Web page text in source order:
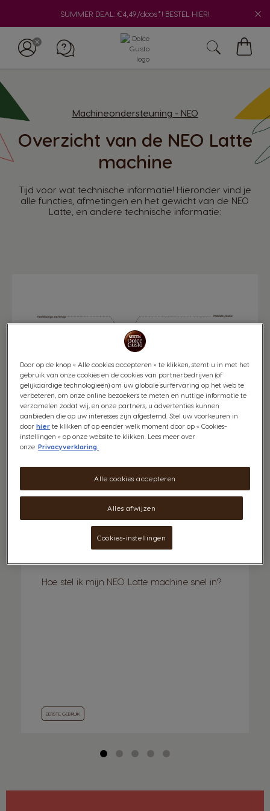
SUMMER DEAL: €4,49/doos*! BESTEL HIER!
Machineondersteuning - NEO
Overzicht van de NEO Latte
machine
Tijd voor wat technische informatie! Hieronder vind je
alle functies, afmetingen en het gewicht van de NEO
Latte, en andere technische informatie:
Gerelateerdehulppagina's
Hoe stel ik mijn NEO Latte machine snel in?
EERSTE GEBRUIK
Door op de knop « Alle cookies accepteren » te klikken, stemt u in met het
gebruik van onze cookies en de cookies van partnerbedrijven (of
gelijkaardige technologieën) om uw globale surfervaring op het web te
verbeteren, om onze online bezoekers te meten en nuttige informatie te
verzamelen zodat wij, en onze partners, u advertenties kunnen
aanbieden die op uw interesses zijn afgestemd. Stel uw voorkeuren in
doorhier te klikken of op eender welk moment door op « Cookies-
instellingen » op onze website te klikken. Lees meer over
onze Privacyverklaring.
Alles afwijzen
Alle cookies accepteren
Cookies-instellingen